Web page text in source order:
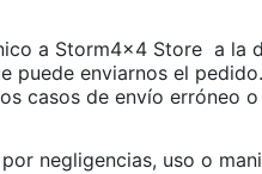
a Storm4x4 Store a la
puede enviarnos el
casos de envío erróneo
negligencias, uso o